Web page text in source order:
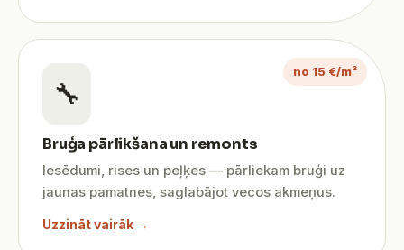
no 15 €/m²
🔧
Bruģa pārlikšana un remonts
Iesēdumi, rises un peļķes — pārliekam bruģi uz
jaunas pamatnes, saglabājot vecos akmeņus.
Uzzināt vairāk →